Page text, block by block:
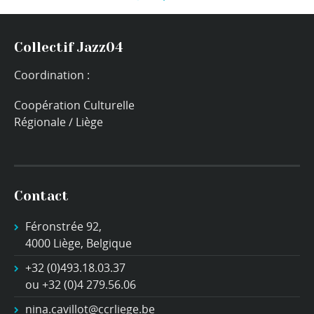
Collectif Jazz04
Coordination :
Coopération Culturelle
Régionale / Liège
Contact
Féronstrée 92,
4000 Liège, Belgique
+32 (0)493.18.03.37
ou +32 (0)4 279.56.06
nina.cavillot@ccrliege.be